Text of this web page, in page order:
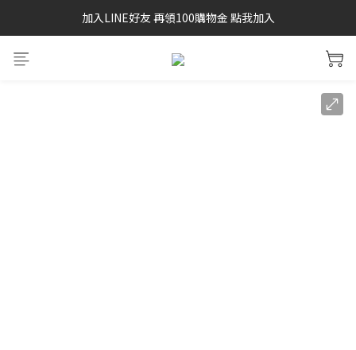
SAYSKY 26'春夏兩件85折
加入LINE好友 再領100購物金 點我加入
SAYSKY 26'春夏兩件85折